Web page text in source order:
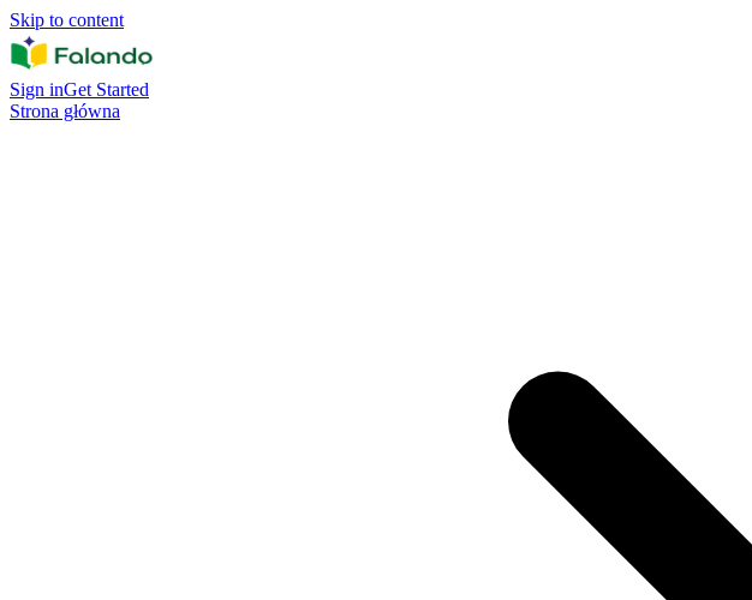
Skip to content
Sign inGet Started
Strona główna